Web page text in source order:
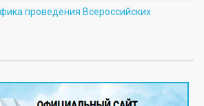
проведения Всероссийских